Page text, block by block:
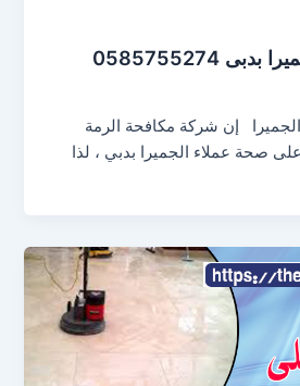
0585755274
إن شركة مكافحة الرمة
صحة عملاء الجميرا بدبي ، لذا